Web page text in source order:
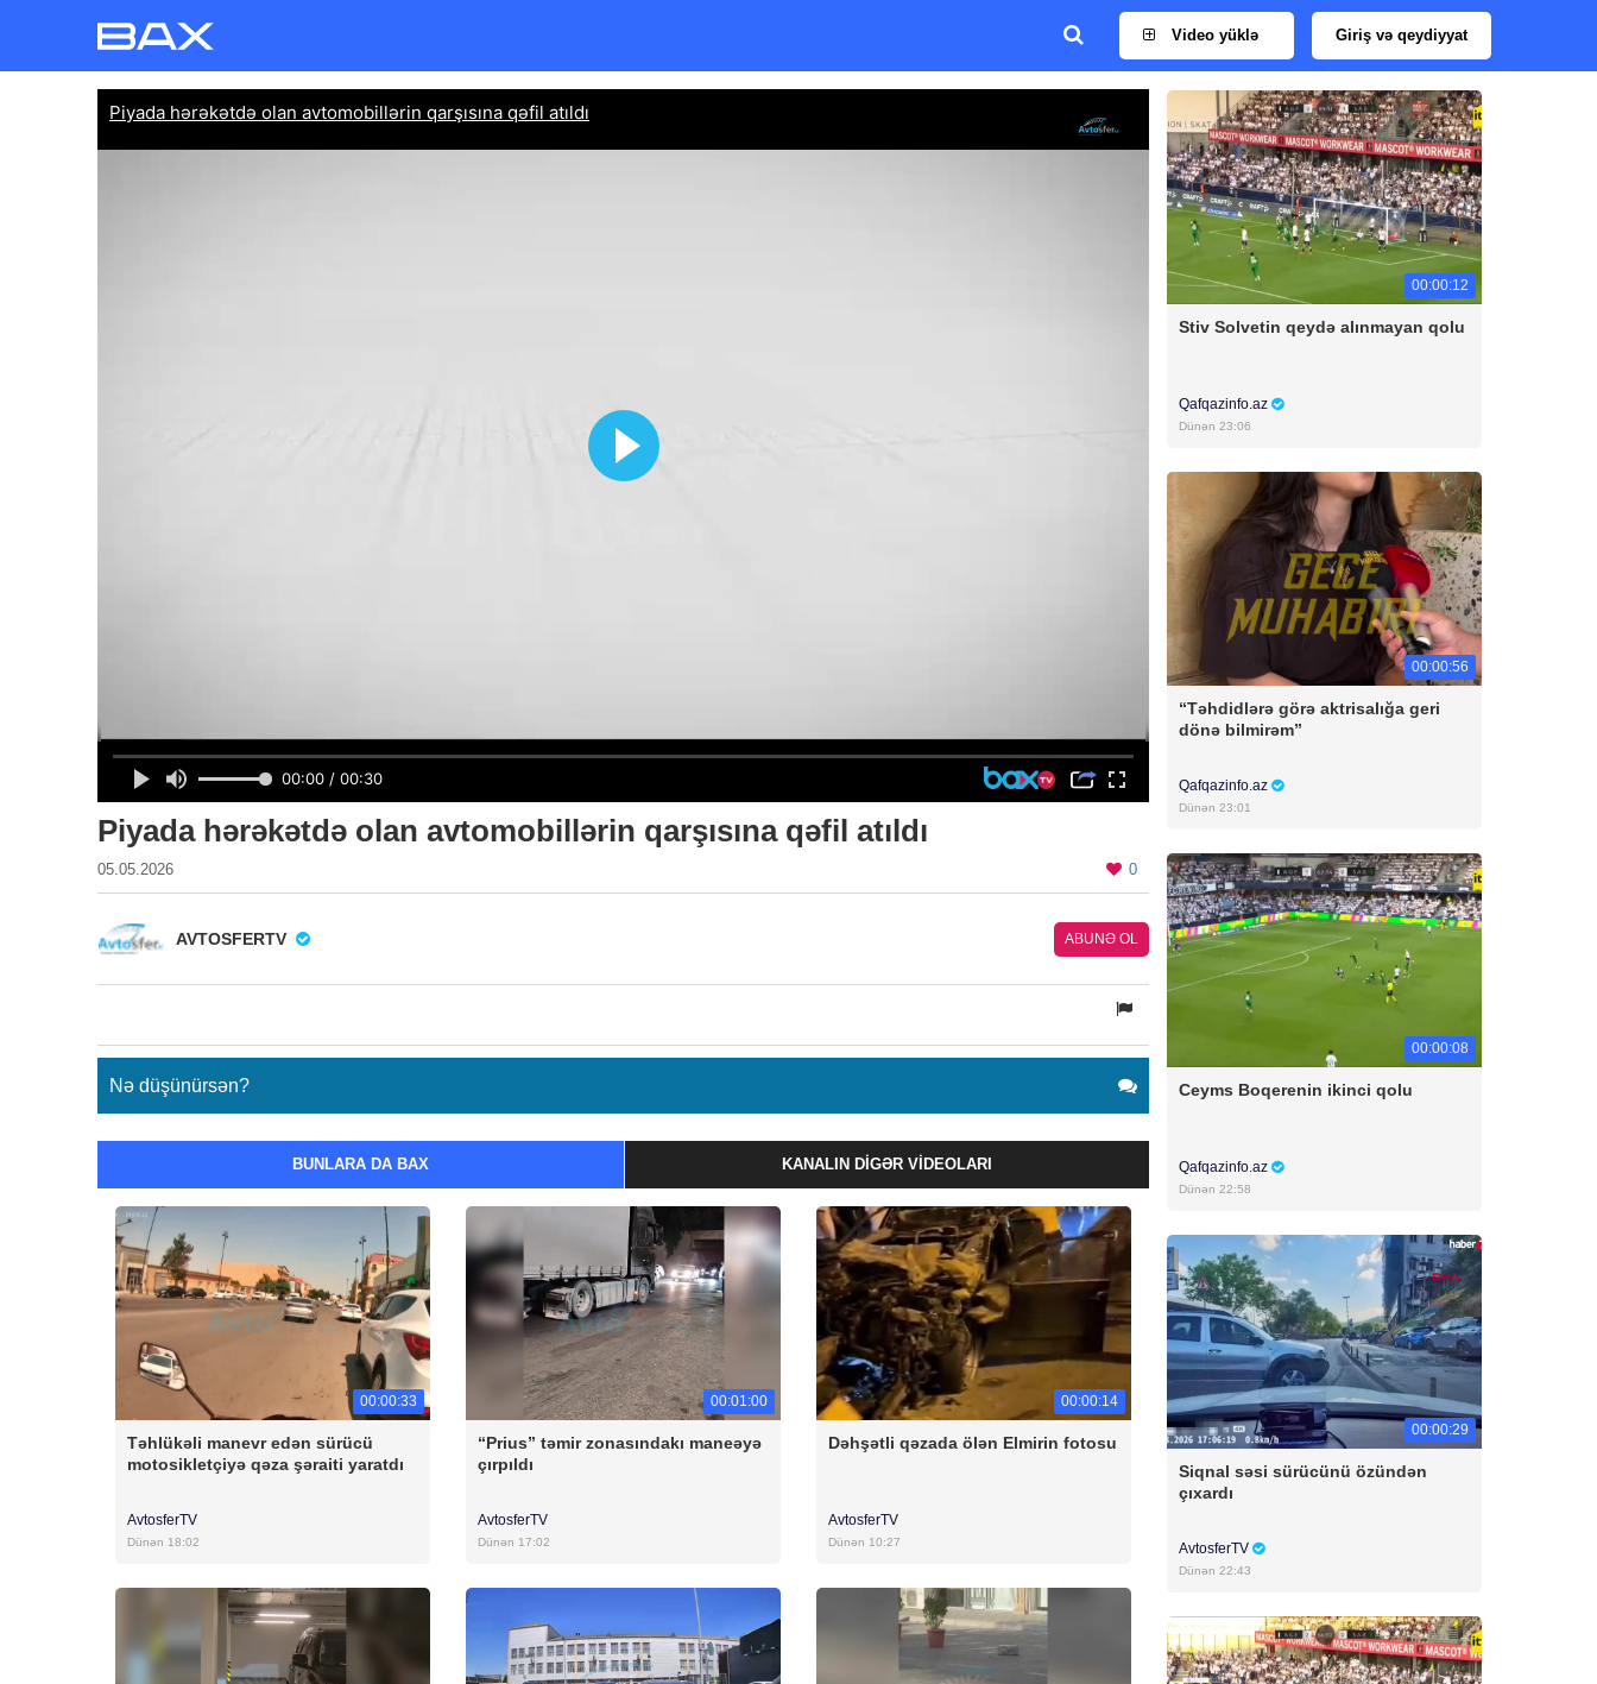
Video yüklə Giriş və qeydiyyat
Piyada hərəkətdə olan avtomobillərin qarşısına qəfil atıldı
05.05.2026 0
AVTOSFERTV ABUNƏ OL
Nə düşünürsən?
BUNLARA DA BAX KANALIN DIGƏR VIDEOLARI
00:00:33
Təhlükəli manevr edən sürücü
motosikletçiyə qəza şəraiti yaratdı
AvtosferTV
Dünən 18:02
00:01:00
“Prius” təmir zonasındakı maneəyə
çırpıldı
AvtosferTV
Dünən 17:02
00:00:14
Dəhşətli qəzada ölən Elmirin fotosu
AvtosferTV
Dünən 10:27
00:00:12
Stiv Solvetin qeydə alınmayan qolu
Qafqazinfo.az
Dünən 23:06
00:00:56
“Təhdidlərə görə aktrisalığa geri
dönə bilmirəm”
Qafqazinfo.az
Dünən 23:01
00:00:08
Ceyms Boqerenin ikinci qolu
Qafqazinfo.az
Dünən 22:58
00:00:29
Siqnal səsi sürücünü özündən
çıxardı
AvtosferTV
Dünən 22:43